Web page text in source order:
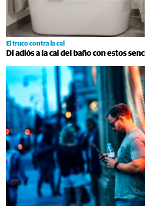
El truco contra la cal
Di adiós a la cal del baño con estos